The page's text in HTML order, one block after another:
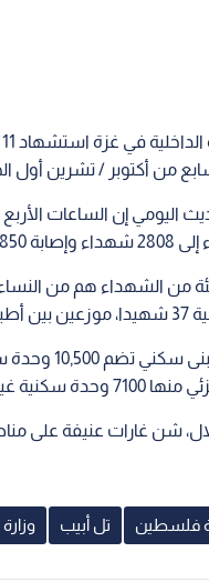
من أكتوبر / تشرين أول
مختلفة.
وغيرهم.
صالحة للسكن.
شن غارات عنيفة على
فلسطين تل أبيب